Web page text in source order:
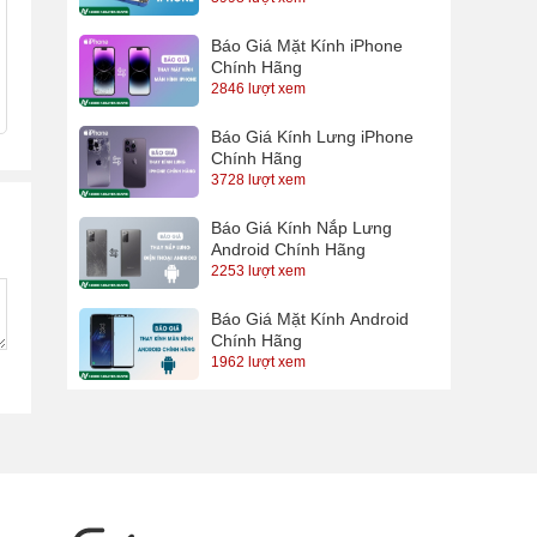
Báo Giá Mặt Kính iPhone
Chính Hãng
2846 lượt xem
Báo Giá Kính Lưng iPhone
Chính Hãng
3728 lượt xem
Báo Giá Kính Nắp Lưng
Android Chính Hãng
2253 lượt xem
Báo Giá Mặt Kính Android
Chính Hãng
1962 lượt xem